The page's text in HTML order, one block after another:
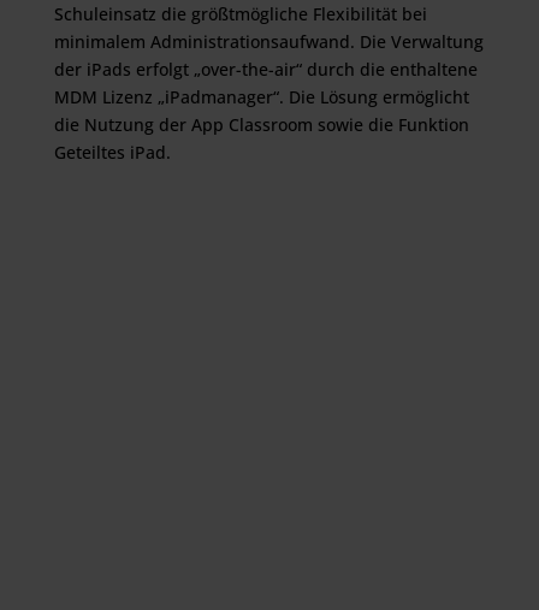
Schuleinsatz die größtmögliche Flexibilität bei
minimalem Administrationsaufwand. Die Verwaltung
der iPads erfolgt „over-the-air“ durch die enthaltene
MDM Lizenz „iPadmanager“. Die Lösung ermöglicht
die Nutzung der App Classroom sowie die Funktion
Geteiltes iPad.